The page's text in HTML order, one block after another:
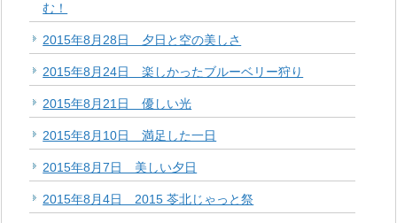
む！
2015年8月28日 夕日と空の美しさ
2015年8月24日 楽しかったブルーベリー狩り
2015年8月21日 優しい光
2015年8月10日 満足した一日
2015年8月7日 美しい夕日
2015年8月4日 2015 苓北じゃっと祭